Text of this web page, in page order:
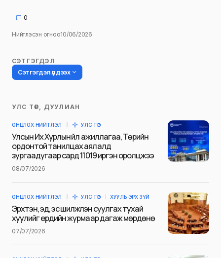
0
Нийтлэсэн огноо10/06/2026
СЭТГЭГДЭЛ
Сэтгэгдэл үлдээх
Таны имэйл хаягийг нийтлэхгүй.
тэмдэглэсэн
Сэтгэгдэл*
Name
УЛС ТӨР, ДУУЛИАН
ОНЦЛОХ НИЙТЛЭЛ УЛС ТӨР
Улсын Их Хурлын үйл ажиллагаа, Төрийн
ордонтой танилцах аялалд
зургаадугаар сард 11019 иргэн оролцжээ
08/07/2026
ОНЦЛОХ НИЙТЛЭЛ УЛС ТӨР ХУУЛЬ ЭРХ ЗҮЙ
Эрхтэн, эд, эс шилжүүлэн суулгах тухай
хуулийг ердийн журмаар дагаж мөрдөнө
07/07/2026